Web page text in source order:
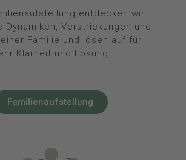
entdecken wir
Dynamiken, Verstrickungen und
Familie und lösen auf für
Klarheit und Lösung.
Familienaufstellung